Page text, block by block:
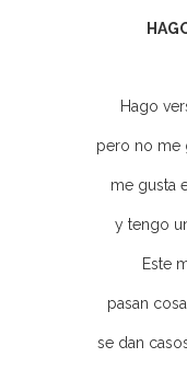
Hago
pero no me
me gusta
y tengo
Este
pasan
se dan